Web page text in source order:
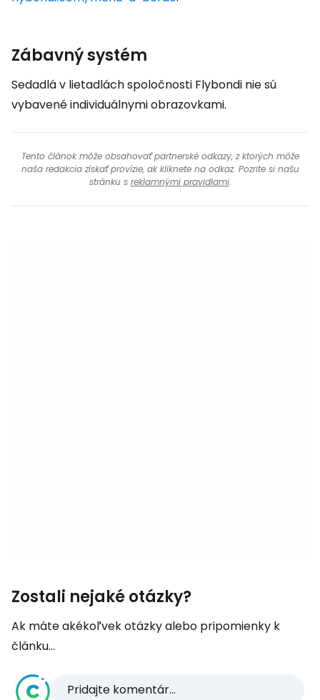
Zábavný systém
Sedadlá v lietadlách spoločnosti Flybondi nie sú
vybavené individuálnymi obrazovkami.
Tento článok môže obsahovať partnerské odkazy, z ktorých môže
naša redakcia získať provízie, ak kliknete na odkaz. Pozrite si našu
stránku s reklamnými pravidlami.
Zostali nejaké otázky?
Ak máte akékoľvek otázky alebo pripomienky k
článku...
Pridajte komentár...